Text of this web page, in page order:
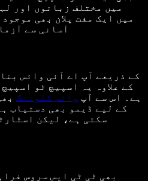
میں مختلف زبانوں اور
کے علاوہ یہ اسپیچ ٹو
ہے۔ اس سے آپ وائس کلوننگ
کے لیے ڈیمو بھی دستیاب
سکتی ہے، لیکن